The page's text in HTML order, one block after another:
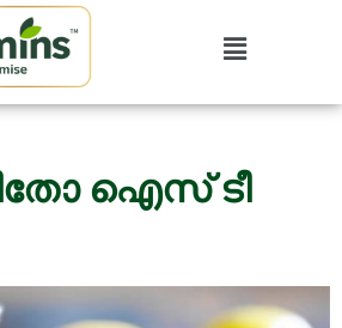
ഐസ് ടീ